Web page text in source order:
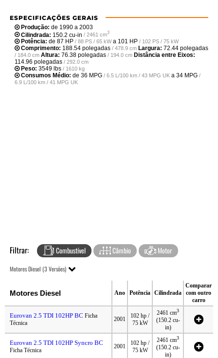
ESPECIFICAÇÕES GERAIS
Produção: de 1990 a 2003
Cilindrada: 150.2 cu-in / 2461 cm3
Potência: de 87 HP / 88 PS / 65 kWa 101 HP / 102 PS / 75 kW
Comprimento: 188.54 polegadas / 478.9 cm Largura: 72.44 polegadas
/ 184.0 cm Altura: 76.38 polegadas / 194.0 cm Distância entre Eixos:
114.96 polegadas / 292.0 cm
Peso: 3549 lbs / 1610 kg
Consumos Médio: de 36 MPG / 6.5 L/100 km / 43 MPG UK a 34 MPG /
6.9 L/100 km / 41 MPG UK
Filtrar: Combustível Câmbio Motor
Motores Diesel (3 Versões)
Motores Diesel Ano Potência Cilindrada
Comparar
com outro
carro
Eurovan 2.5 TDI 102HP BC Ficha
Técnica
2001
102 hp /
75 kW
2461 cm3
(150.2 cu-
in)
Eurovan 2.5 TDI 102HP Syncro BC
Ficha Técnica
2001
102 hp /
75 kW
2461 cm3
(150.2 cu-
in)